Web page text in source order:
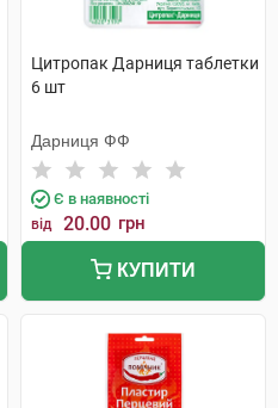
Цитропак Дарниця таблетки
6 шт
Дарниця ФФ
Є в наявності
від 20.00 грн
КУПИТИ